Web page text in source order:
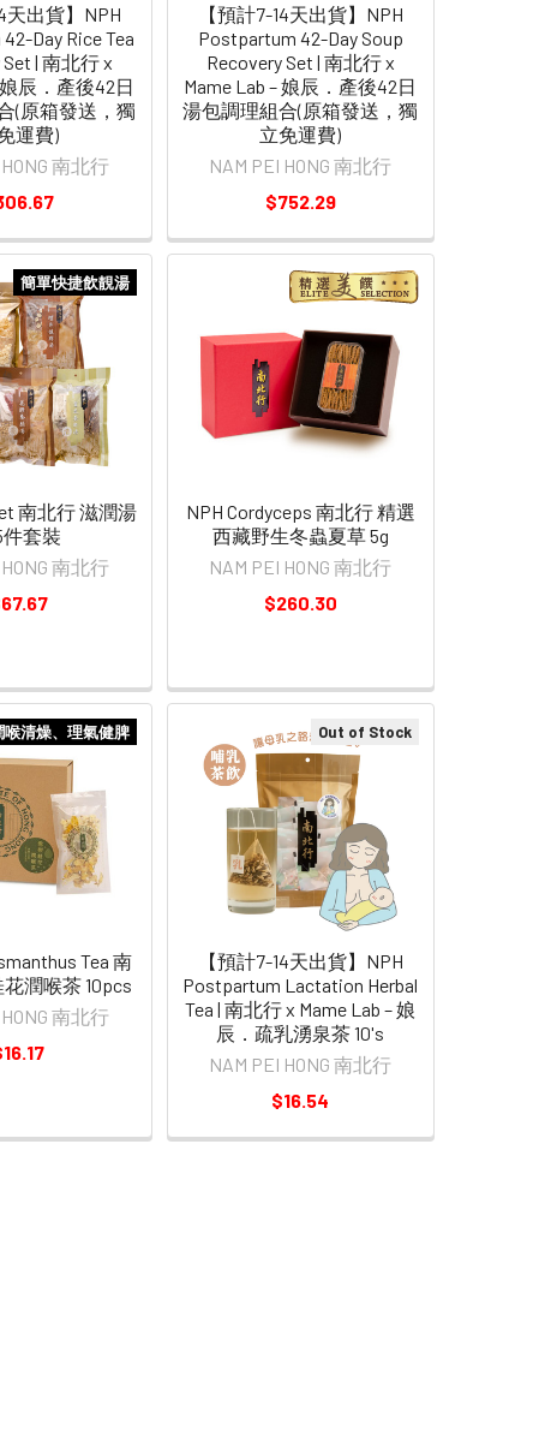
Out of Stock
【預計7-14天出貨】NPH
Postpartum Lactation Herbal
Tea | 南北行 x Mame Lab – 娘
辰．疏乳湧泉茶 10's
NAM PEI HONG 南北行
$16.54
天出貨】NPH
Day Rice Tea
| 南北行 x
娘辰．產後42日
(原箱發送，獨
運費)
南北行
【預計7-14天出貨】NPH
Postpartum 42-Day Soup
Recovery Set | 南北行 x
Mame Lab – 娘辰．產後42日
湯包調理組合(原箱發送，獨
立免運費)
NAM PEI HONG 南北行
$752.29
簡單快捷飲靚湯
南北行 滋潤湯
套裝
南北行
NPH Cordyceps 南北行 精選
西藏野生冬蟲夏草 5g
NAM PEI HONG 南北行
$260.30
喉清燥、理氣健脾
Tea 南
潤喉茶 10pcs
南北行